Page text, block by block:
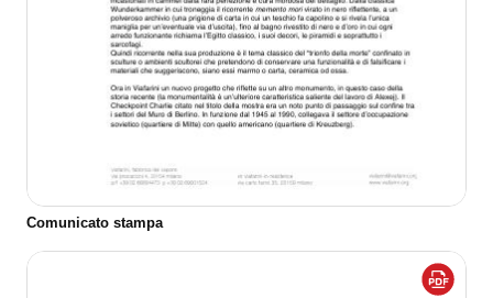
Comunicato stampa